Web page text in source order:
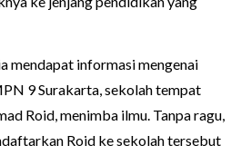
mendapat informasi mengenai
9 Surakarta, sekolah tempat
Roid, menimba ilmu. Tanpa ragu,
Roid ke sekolah tersebut